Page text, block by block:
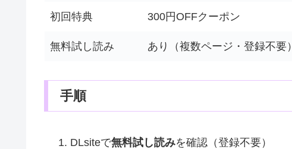
初回特典 300円OFFクーポン
無料試し読み あり（複数ページ・登録不要）
手順
DLsiteで無料試し読みを確認（登録不要）